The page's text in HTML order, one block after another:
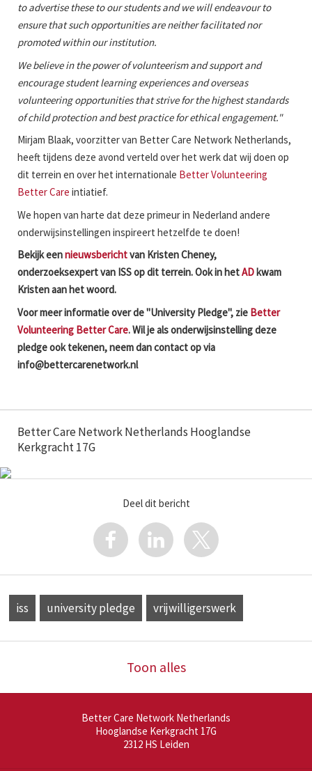
to advertise these to our students and we will endeavour to
ensure that such opportunities are neither facilitated nor
promoted within our institution.
We believe in the power of volunteerism and support and
encourage student learning experiences and overseas
volunteering opportunities that strive for the highest standards
of child protection and best practice for ethical engagement."
Mirjam Blaak, voorzitter van Better Care Network Netherlands,
heeft tijdens deze avond verteld over het werk dat wij doen op
dit terrein en over het internationale Better Volunteering
Better Care intiatief.
We hopen van harte dat deze primeur in Nederland andere
onderwijsinstellingen inspireert hetzelfde te doen!
Bekijk eennieuwsberichtvan Kristen Cheney,
onderzoeksexpert van ISS op dit terrein. Ook in hetADkwam
Kristen aan het woord.
Voor meer informatie over de "University Pledge", zie Better
Volunteering Better Care. Wil je als onderwijsinstelling deze
pledge ook tekenen, neem dan contact op via
info@bettercarenetwork.nl
Better Care Network Netherlands Hooglandse
Kerkgracht 17G
Deel dit bericht
iss university pledge vrijwilligerswerk
Toon alles
Better Care Network Netherlands
Hooglandse Kerkgracht 17G
2312 HS Leiden